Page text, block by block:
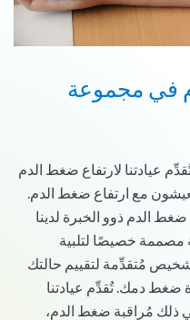
في مجموعة
عيادتنا لارتفاع ضغط الدم
مع ارتفاع ضغط الدم.
الدم ذوو الخبرة لدينا
خصيصًا لتلبية
مُتقدِّمة لتقييم حالتك
ضغط دمك. تُقدِّم عيادتنا
ذلك مُراقبة ضغط الدم،